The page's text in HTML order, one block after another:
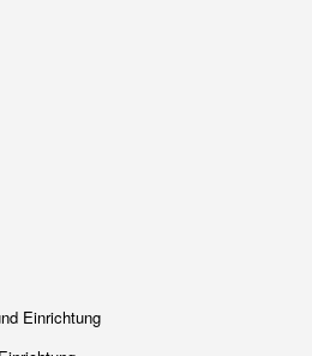
Einrichtung